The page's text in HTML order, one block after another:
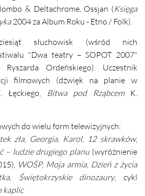
& Deltachrome, Ossjan (Księga
2004 za Album Roku - Etno / Folk).
słuchowisk (wśród nich
"Dwa teatry – SOPOT 2007"
Ryszarda Ordeńskiego). Uczestnik
filmowych (dźwięk na planie w
Bitwa pod RząbcemK.
do wielu form telewizyjnych:
zła, Georgia, Karol, 12 skrawków,
– ludzie drugiego planu(wyróżnienie
WOŚP, Moja armia, Dzień z życia
, Świętokrzyskie dinozaury, cykl
kaplic